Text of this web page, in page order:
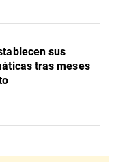
sus
tras meses